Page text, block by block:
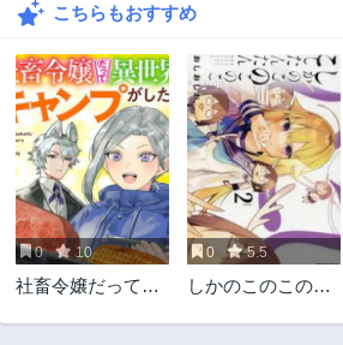
第37話
第35話
1年前
第33話
1年前
第32話
1年前
第31話
2年前
第30話
2年前
第29話
2年前
第28話
2年前
第27話
2年前
第26話 第25話
こちらもおすすめ
0 10
社畜令嬢だって異
0 5.5
しかのこのこのこ